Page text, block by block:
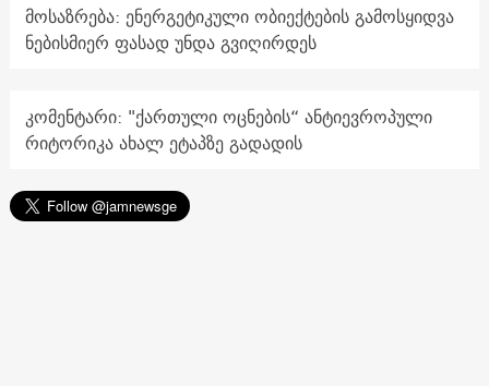
მოსაზრება: ენერგეტიკული ობიექტების გამოსყიდვა
ნებისმიერ ფასად უნდა გვიღირდეს
კომენტარი: "ქართული ოცნების“ ანტიევროპული
რიტორიკა ახალ ეტაპზე გადადის